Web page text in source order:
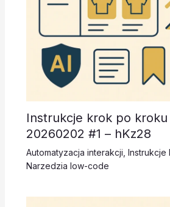
Instrukcje krok po kroku
20260202 #1 – hKz28
Automatyzacja interakcji Instrukcje
Narzedzia low-code